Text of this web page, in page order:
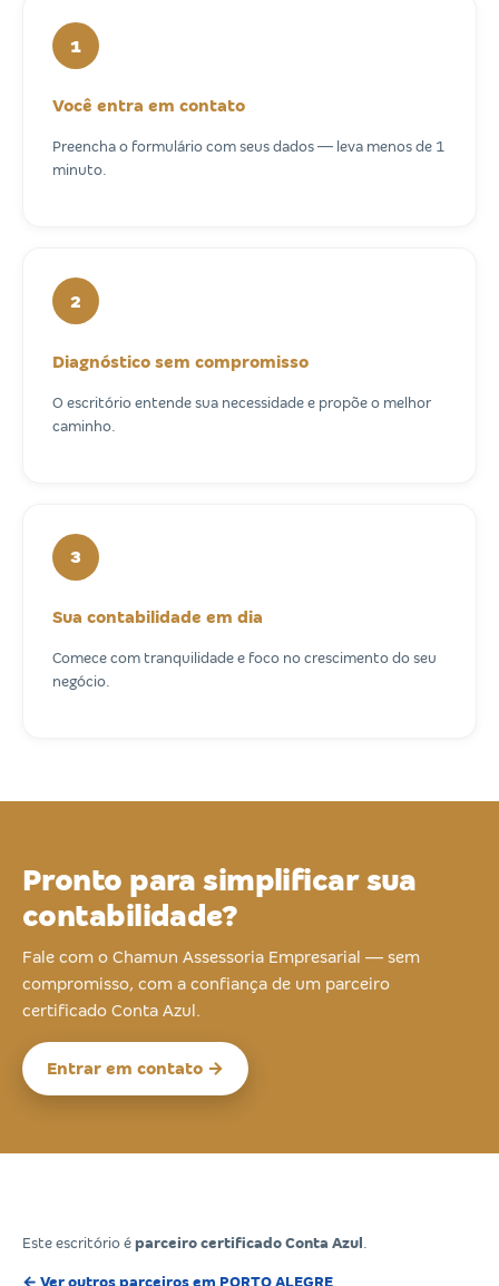
1
Você entra em contato
Preencha o formulário com seus dados — leva menos de 1
minuto.
2
Diagnóstico sem compromisso
O escritório entende sua necessidade e propõe o melhor
caminho.
3
Sua contabilidade em dia
Comece com tranquilidade e foco no crescimento do seu
negócio.
Pronto para simplificar sua
contabilidade?
Fale com o Chamun Assessoria Empresarial — sem
compromisso, com a confiança de um parceiro
certificado Conta Azul.
Entrar em contato →
Este escritório é parceiro certificado Conta Azul
← Ver outros parceiros em PORTO ALEGRE